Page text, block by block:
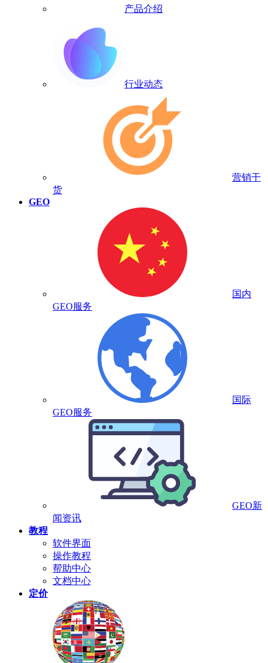
产品介绍
行业动态
营销干
货
GEO
国内
GEO服务
国际
GEO服务
GEO新
闻资讯
教程
软件界面
操作教程
帮助中心
文档中心
定价